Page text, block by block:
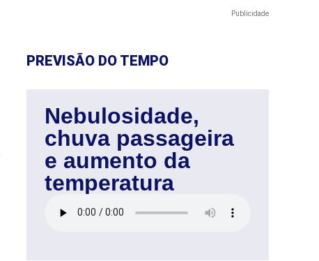
Publicidade
PREVISÃO DO TEMPO
Nebulosidade,
chuva passageira
e aumento da
temperatura